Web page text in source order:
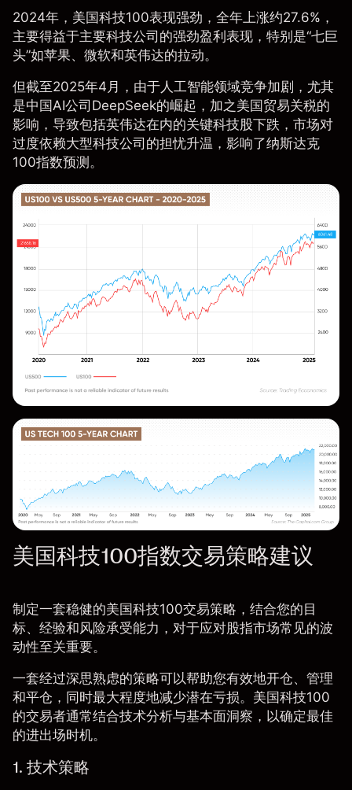
2024年，美国科技100表现强劲，全年上涨约27.6%，
主要得益于主要科技公司的强劲盈利表现，特别是“七巨
头”如苹果、微软和英伟达的拉动。
但截至2025年4月，由于人工智能领域竞争加剧，尤其
是中国AI公司DeepSeek的崛起，加之美国贸易关税的
影响，导致包括英伟达在内的关键科技股下跌，市场对
过度依赖大型科技公司的担忧升温，影响了纳斯达克
100指数预测。
美国科技100指数交易策略建议
制定一套稳健的美国科技100交易策略，结合您的目
标、经验和风险承受能力，对于应对股指市场常见的波
动性至关重要。
一套经过深思熟虑的策略可以帮助您有效地开仓、管理
和平仓，同时最大程度地减少潜在亏损。美国科技100
的交易者通常结合技术分析与基本面洞察，以确定最佳
的进出场时机。
1. 技术策略